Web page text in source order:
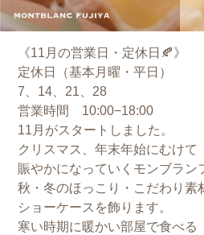
《11月の営業日・定休日🍂》
定休日（基本月曜・平日）
7、14、21、28
営業時間 10:00−18:00
11月がスタートしました。
クリスマス、年末年始にむけて
賑やかになっていくモンブラン
秋・冬のほっこり・こだわり素
ショーケースを飾ります。
寒い時期に暖かい部屋で食べる